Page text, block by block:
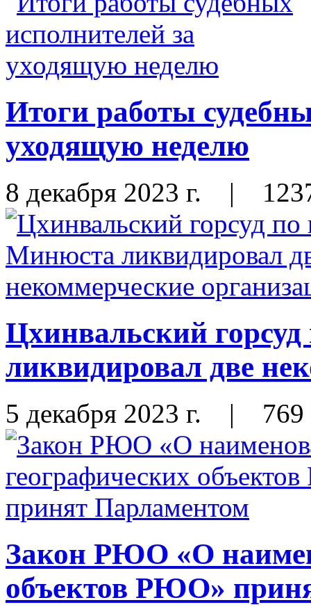
Итоги работы
уходящую неделю
8 декабря 2023 г. |
Цхинвальский
ликвидировал две
5 декабря 2023 г. | 769
Закон РЮО «О
объектов РЮО»